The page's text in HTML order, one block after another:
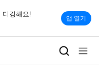
깅해요!
앱 열기